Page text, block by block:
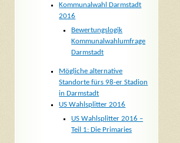
Kommunalwahl Darmstadt
2016
Bewertungslogik
Kommunalwahlumfrage
Darmstadt
Mögliche alternative
Standorte fürs 98-er Stadion
in Darmstadt
US Wahlsplitter 2016
US Wahlsplitter 2016 –
Teil 1: Die Primaries